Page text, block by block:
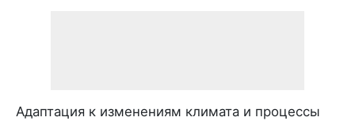
Адаптация к изменениям климата и процессы